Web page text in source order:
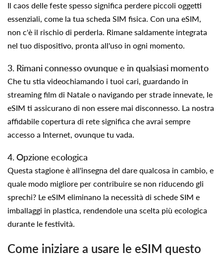
Il caos delle feste spesso significa perdere piccoli oggetti
essenziali, come la tua scheda SIM fisica. Con una eSIM,
non c'è il rischio di perderla. Rimane saldamente integrata
nel tuo dispositivo, pronta all'uso in ogni momento.
3. Rimani connesso ovunque e in qualsiasi momento
Che tu stia videochiamando i tuoi cari, guardando in
streaming film di Natale o navigando per strade innevate, le
eSIM ti assicurano di non essere mai disconnesso. La nostra
affidabile copertura di rete significa che avrai sempre
accesso a Internet, ovunque tu vada.
4. Opzione ecologica
Questa stagione è all'insegna del dare qualcosa in cambio, e
quale modo migliore per contribuire se non riducendo gli
sprechi? Le eSIM eliminano la necessità di schede SIM e
imballaggi in plastica, rendendole una scelta più ecologica
durante le festività.
Come iniziare a usare le eSIM questo